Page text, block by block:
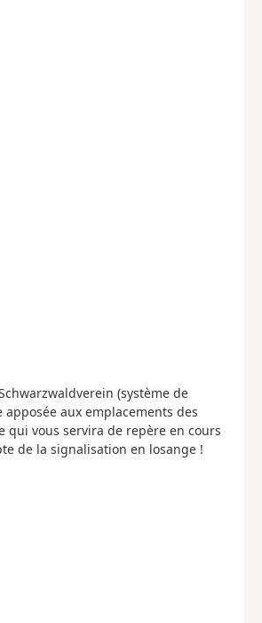
(système de
aux emplacements des
vous servira de repère en cours
de la signalisation en losange !